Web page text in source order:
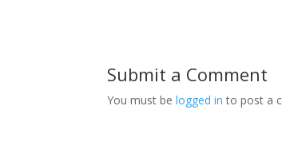
Submit a Comment
You must belogged in to post a